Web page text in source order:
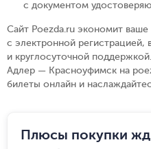
с документом
Сайт Poezda.ru экономит ваше
с электронной регистрацией,
и круглосуточной
Адлер — Красноуфимск на
билеты онлайн и
Плюсы покупки жд